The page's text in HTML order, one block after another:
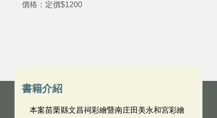
價格：定價$1200
書籍介紹
本案苗栗縣文昌祠彩繪暨南庄田美永和宮彩繪